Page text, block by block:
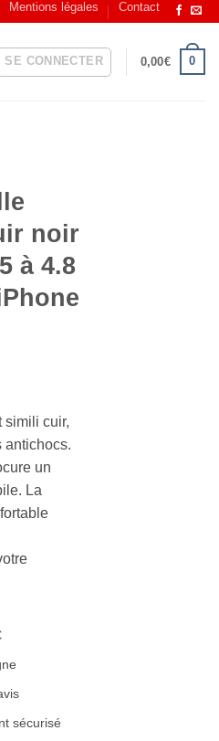
Mentions légales Contact
SE CONNECTER 0,00€ 0
noir
à 4.8
simili cuir,
antichocs.
un
La
sécurisé